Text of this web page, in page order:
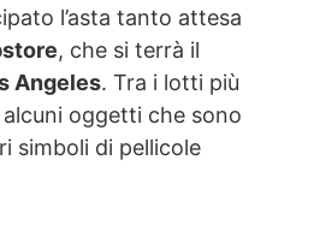
l’asta tanto attesa
, che si terrà il
Angeles. Tra i lotti più
oggetti che sono
simboli di pellicole